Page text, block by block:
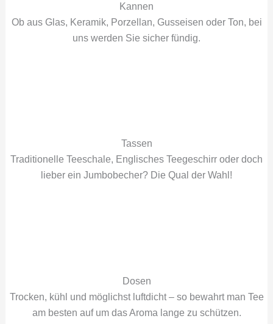
Kannen
Ob aus Glas, Keramik, Porzellan, Gusseisen oder Ton, bei
uns werden Sie sicher fündig.
Tassen
Traditionelle Teeschale, Englisches Teegeschirr oder doch
lieber ein Jumbobecher? Die Qual der Wahl!
Dosen
Trocken, kühl und möglichst luftdicht – so bewahrt man Tee
am besten auf um das Aroma lange zu schützen.